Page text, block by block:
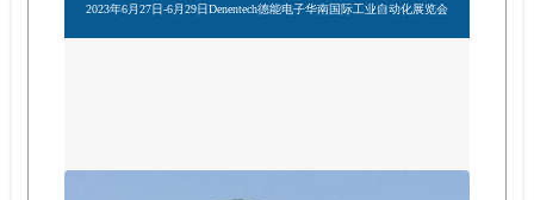
2023年6月27日-6月29日Denentech德能电子华南国际工业自动化展览会